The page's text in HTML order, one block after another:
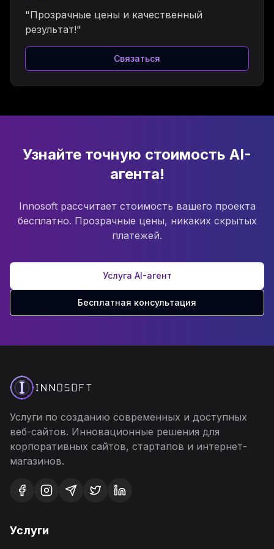
"Прозрачные цены и качественный
результат!"
Связаться
Узнайте точную стоимость AI-
агента!
Innosoft рассчитает стоимость вашего проекта
бесплатно. Прозрачные цены, никаких скрытых
платежей.
Услуга AI-агент
Бесплатная консультация
Услуги по созданию современных и доступных
веб-сайтов. Инновационные решения для
корпоративных сайтов, стартапов и интернет-
магазинов.
Услуги